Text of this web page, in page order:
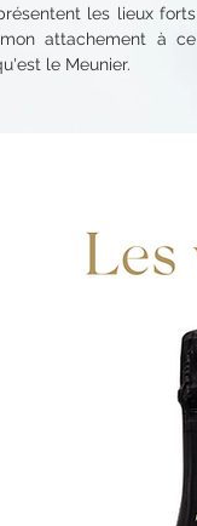
les lieux forts
attachement à ce
le Meunier.